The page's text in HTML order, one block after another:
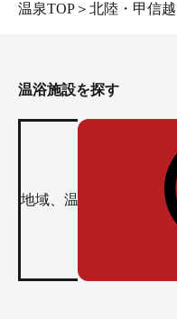
温泉TOP ＞ 北陸・甲信越
温浴施設を探す